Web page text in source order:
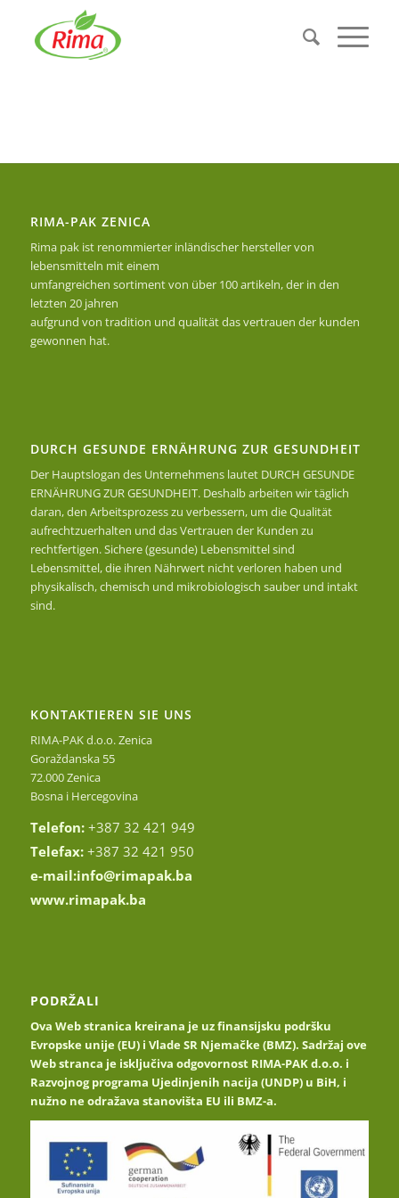
RIMA-PAK ZENICA
Rima pak ist renommierter inländischer hersteller von
lebensmitteln mit einem
umfangreichen sortiment von über 100 artikeln, der in den
letzten 20 jahren
aufgrund von tradition und qualität das vertrauen der kunden
gewonnen hat.
DURCH GESUNDE ERNÄHRUNG ZUR GESUNDHEIT
Der Hauptslogan des Unternehmens lautet DURCH GESUNDE
ERNÄHRUNG ZUR GESUNDHEIT. Deshalb arbeiten wir täglich
daran, den Arbeitsprozess zu verbessern, um die Qualität
aufrechtzuerhalten und das Vertrauen der Kunden zu
rechtfertigen. Sichere (gesunde) Lebensmittel sind
Lebensmittel, die ihren Nährwert nicht verloren haben und
physikalisch, chemisch und mikrobiologisch sauber und intakt
sind.
KONTAKTIEREN SIE UNS
RIMA-PAK d.o.o. Zenica
Goraždanska 55
72.000 Zenica
Bosna i Hercegovina
Telefon: +387 32 421 949
Telefax: +387 32 421 950
e-mail:info@rimapak.ba
www.rimapak.ba
PODRŽALI
Ova Web stranica kreirana je uz finansijsku podršku
Evropske unije (EU) i Vlade SR Njemačke (BMZ). Sadržaj ove
Web stranca je isključiva odgovornost RIMA-PAK d.o.o. i
Razvojnog programa Ujedinjenih nacija (UNDP) u BiH, i
nužno ne odražava stanovišta EU ili BMZ-a.